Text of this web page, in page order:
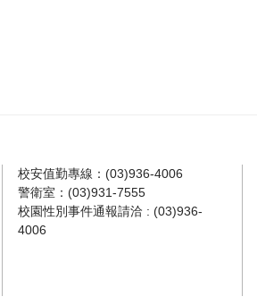
校安值勤專線：(03)936-4006
警衛室：(03)931-7555
校園性別事件通報請洽 : (03)936-
4006